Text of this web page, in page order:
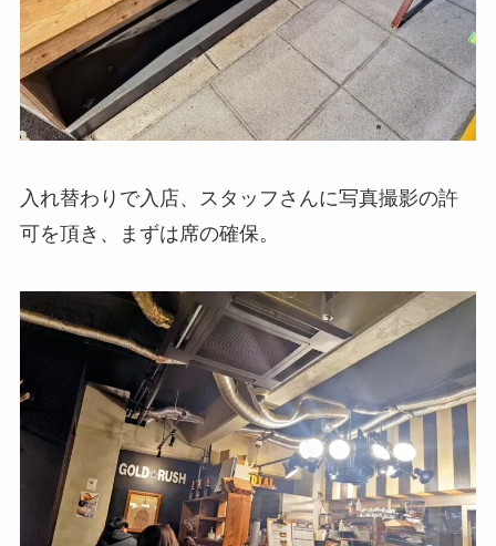
入れ替わりで入店、スタッフさんに写真撮影の許
可を頂き、まずは席の確保。